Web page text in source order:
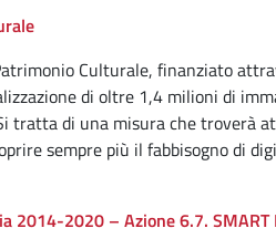
Culturale, finanziato
di oltre 1,4 milioni di
tratta di una misura che troverà
sempre più il fabbisogno di
2014-2020 – Azione 6.7. SMART